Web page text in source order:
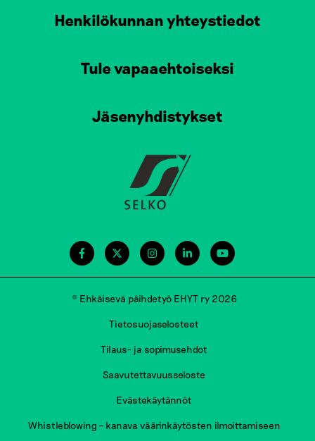
Henkilökunnan yhteystiedot
Tule vapaaehtoiseksi
Jäsenyhdistykset
© Ehkäisevä päihdetyö EHYT ry 2026
Tietosuojaselosteet
Tilaus- ja sopimusehdot
Saavutettavuusseloste
Evästekäytännöt
Whistleblowing – kanava väärinkäytösten ilmoittamiseen